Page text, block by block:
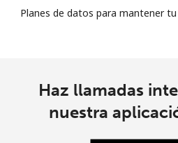
Planes de datos para mantener
Haz llamadas
nuestra